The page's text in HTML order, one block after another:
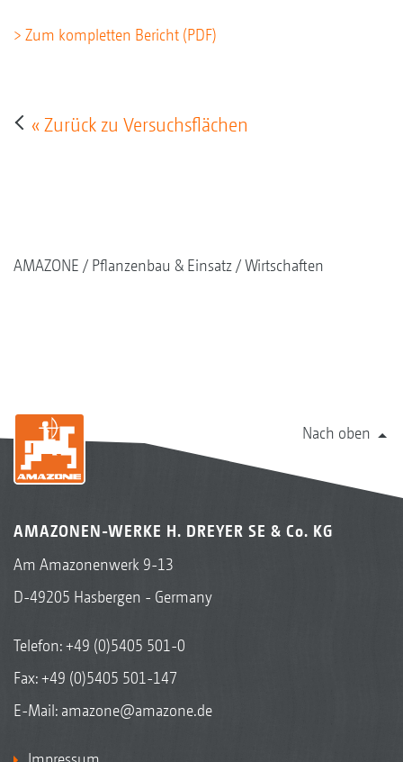
> Zum kompletten Bericht (PDF)
« Zurück zu Versuchsflächen
AMAZONE Pflanzenbau & Einsatz Wirtschaften
Nach oben
AMAZONEN-WERKE H. DREYER SE & Co. KG
Am Amazonenwerk 9-13
D-49205 Hasbergen - Germany
Telefon:+49 (0)5405 501-0
Fax: +49 (0)5405 501-147
E-Mail: amazone@amazone.de